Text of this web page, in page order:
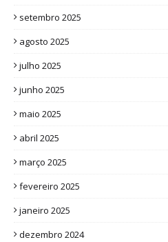
setembro 2025
agosto 2025
julho 2025
junho 2025
maio 2025
abril 2025
março 2025
fevereiro 2025
janeiro 2025
dezembro 2024